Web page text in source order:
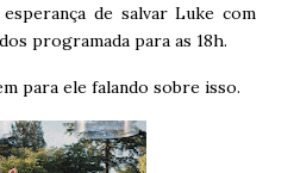
de salvar Luke com
programada para as 18h.
para ele falando sobre isso.